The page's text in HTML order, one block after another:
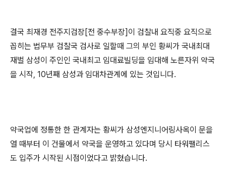
결국 최재경 전주지검장[전 중수부장]이 검찰내 요직중 요직으로
꼽히는 법무부 검찰국 검사로 일할때 그의 부인 황씨가 국내최대
재벌 삼성이 주인인 국내최고 임대료빌딩을 임대해 노른자위 약국
을 시작, 10년째 삼성과 임대차관계에 있는 것입니다.
약국업에 정통한 한 관계자는 황씨가 삼성엔지니어링사옥이 문을
열 때부터 이 건물에서 약국을 운영하고 있다며 당시 타워팰리스
도 입주가 시작된 시점이었다고 밝혔습니다.